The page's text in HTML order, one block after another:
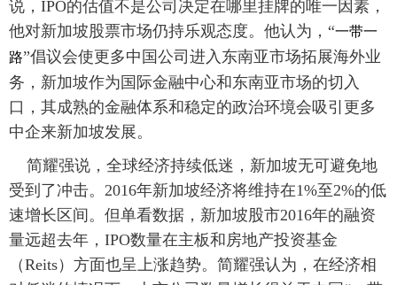
说，IPO的估值不是公司决定在哪里挂牌的唯一因素，
他对新加坡股票市场仍持乐观态度。他认为，“一带一
路”倡议会使更多中国公司进入东南亚市场拓展海外业
务，新加坡作为国际金融中心和东南亚市场的切入
口，其成熟的金融体系和稳定的政治环境会吸引更多
中企来新加坡发展。
简耀强说，全球经济持续低迷，新加坡无可避免地
受到了冲击。2016年新加坡经济将维持在1%至2%的低
速增长区间。但单看数据，新加坡股市2016年的融资
量远超去年，IPO数量在主板和房地产投资基金
（Reits）方面也呈上涨趋势。简耀强认为，在经济相